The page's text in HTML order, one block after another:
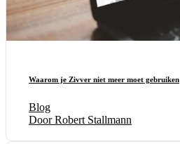
Waarom je Zivver niet meer moet gebruiken
Blog
Door Robert Stallmann